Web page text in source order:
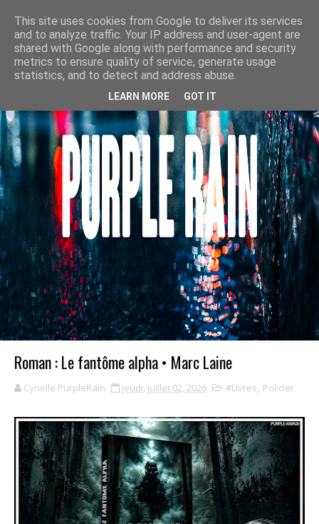
Roman : Le fantôme alpha • Marc Laine
Cyrielle PurpleRain jeudi, juillet 02, 2026 #Livres, Policier
This site uses cookies from Google to deliver its services
and to analyze traffic. Your IP address and user-agent are
shared with Google along with performance and security
metrics to ensure quality of service, generate usage
statistics, and to detect and address abuse.
LEARN MORE GOT IT